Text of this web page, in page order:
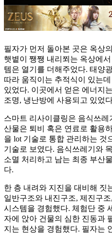
필자가 먼저 돌아본 곳은 옥상
햇볕이 쨍쨍 내리쬐는 옥상에
템은 열기를 더해주었다. 태양
따라 움직이는 추적식이 있는
있었다. 이곳에서 얻은 에너지
조명, 냉난방에 사용되고 있었
스마트 리사이클링은 음식쓰
산물은 퇴비 혹은 연료로 활용
을 lot 기술로 통합 관리하는 것
기술로 보였다. 음식쓰레기와
소멸 처리하고 남는 최종 부산
다.
한 층 내려와 지진을 대비해 짓
일반구조와 내진구조, 제진구
시스템을 경험했다. 체험단 중
자에 앉아 건물의 심한 진동과
지는 현상을 경험했다. 필자는